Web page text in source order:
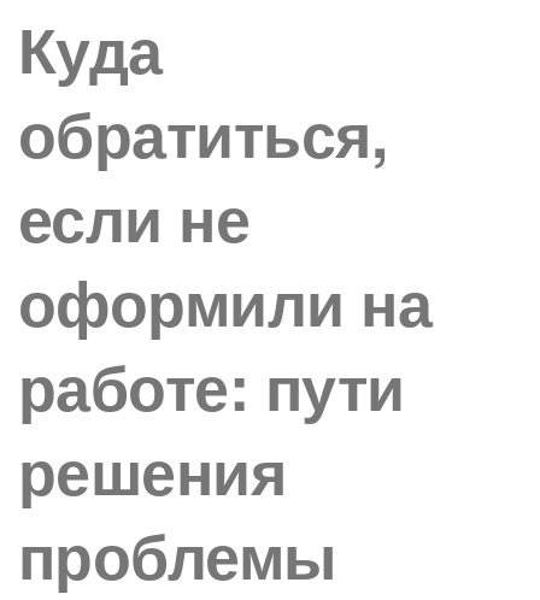
Куда
обратиться,
если не
оформили на
работе: пути
решения
проблемы